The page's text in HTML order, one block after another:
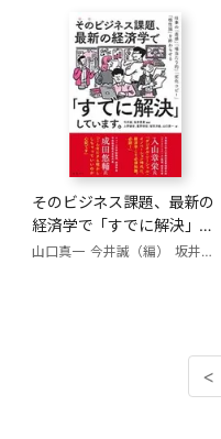
そのビジネス課題、最新の
経済学で「すでに解決」し
ています。
山口真一 今井誠（編） 坂井豊貴（編）
<